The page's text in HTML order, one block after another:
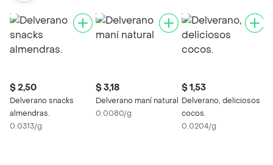
$ 2,50
Delverano snacks
almendras.
0.0313/g
$ 3,18
Delverano maní natural
0.0080/g
$ 1,53
Delverano, deliciosos
cocos.
0.0204/g